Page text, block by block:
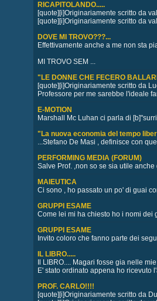
RICAPITOLANDO.....
[quote][i]Originariamente scritto da
[quote][i]Originariamente scritto da
DOVE MI TROVO???...
Effettivamente anche a me non sta
MI TROVO SEM ...
"LE DONNE CHE FECERO
[quote][i]Originariamente scritto da
Professore per me sarebbe l'ideale
E-MOTION
Marshall Mc Luhan ci parla di
"La nuova economia del tempo
...Stefano De Masi , definisce con
PERFORMING MEDIA (FORUM)
Salve Prof. ,non so se sia utile
MAIEUTICA
Ci sono , ho passato un po' di guai
GRUPPI ESAME
Come lei mi ha chiesto ho i nomi dei
GRUPPI ESAME
Invito coloro che fanno parte dei
IL LIBRO.....
Il LIBRO.... Magari fosse gia nelle
E' stato ordinato appena ho ricevuto
PROF. CARLO!!!!
[quote][i]Originariamente scritto da